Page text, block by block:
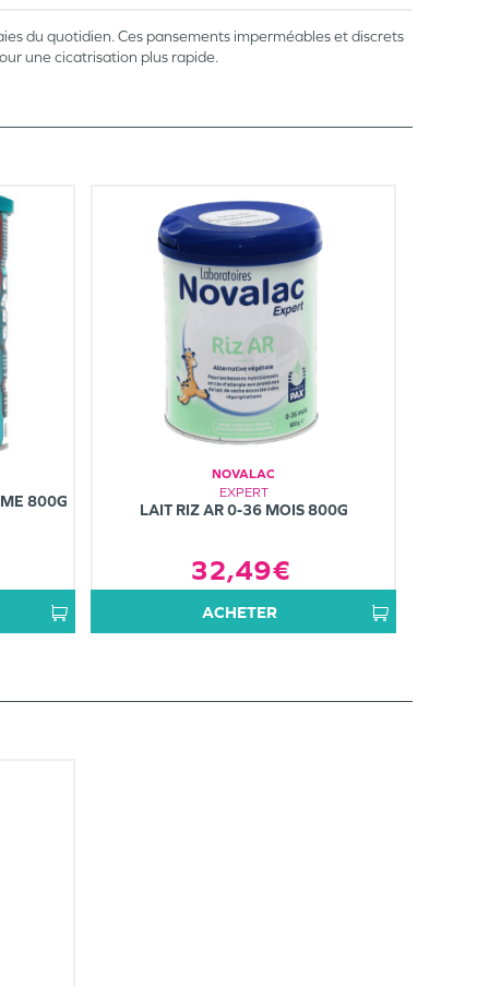
du quotidien. Ces pansements imperméables et discrets
une cicatrisation plus rapide.
800G
NOVALAC
EXPERT
LAIT RIZ AR 0-36 MOIS 800G
32,49€
ACHETER